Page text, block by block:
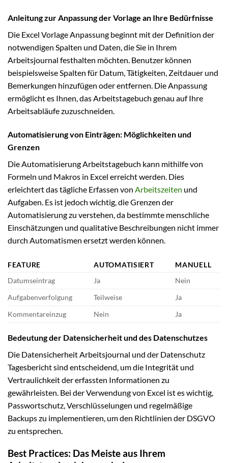
Anleitung zur Anpassung der Vorlage an Ihre Bedürfnisse
Die Excel Vorlage Anpassung beginnt mit der Definition der
notwendigen Spalten und Daten, die Sie in Ihrem
Arbeitsjournal festhalten möchten. Benutzer können
beispielsweise Spalten für Datum, Tätigkeiten, Zeitdauer und
Bemerkungen hinzufügen oder entfernen. Die Anpassung
ermöglicht es Ihnen, das Arbeitstagebuch genau auf Ihre
Arbeitsabläufe zuzuschneiden.
Automatisierung von Einträgen: Möglichkeiten und
Grenzen
Die Automatisierung Arbeitstagebuch kann mithilfe von
Formeln und Makros in Excel erreicht werden. Dies
erleichtert das tägliche Erfassen von Arbeitszeiten und
Aufgaben. Es ist jedoch wichtig, die Grenzen der
Automatisierung zu verstehen, da bestimmte menschliche
Einschätzungen und qualitative Beschreibungen nicht immer
durch Automatismen ersetzt werden können.
FEATURE AUTOMATISIERT
MANUELL
Datumseintrag
Ja
Nein
Aufgabenverfolgung
Teilweise
Ja
Kommentareinzug
Nein Ja
Bedeutung der Datensicherheit und des Datenschutzes
Die Datensicherheit Arbeitsjournal und der Datenschutz
Tagesbericht sind entscheidend, um die Integrität und
Vertraulichkeit der erfassten Informationen zu
gewährleisten. Bei der Verwendung von Excel ist es wichtig,
Passwortschutz, Verschlüsselungen und regelmäßige
Backups zu implementieren, um den Richtlinien der DSGVO
zu entsprechen.
Best Practices: Das Meiste aus Ihrem